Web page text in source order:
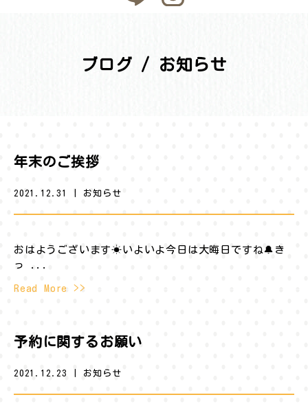
ブログ / お知らせ
年末のご挨拶
2021.12.31 お知らせ
おはようございます☀︎いよいよ今日は大晦日ですね🔔き
っ ...
Read More >>
予約に関するお願い
2021.12.23 お知らせ